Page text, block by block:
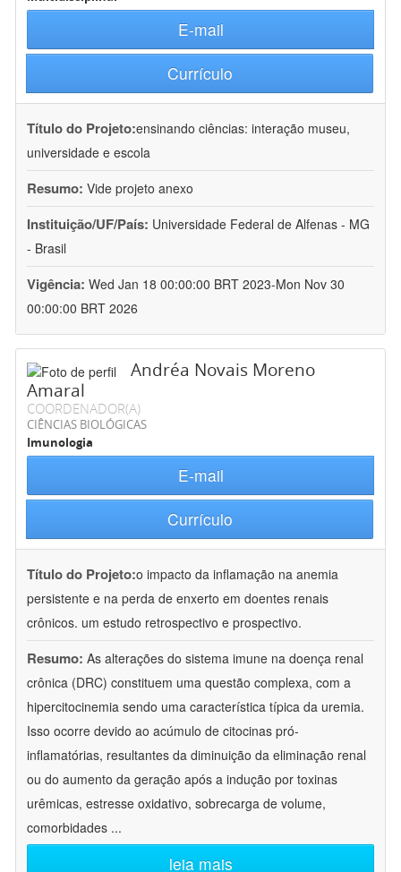
E-mail
Currículo
Título do Projeto:ensinando ciências: interação museu,
universidade e escola
Resumo: Vide projeto anexo
Instituição/UF/País: Universidade Federal de Alfenas - MG
- Brasil
Vigência: Wed Jan 18 00:00:00 BRT 2023-Mon Nov 30
00:00:00 BRT 2026
Andréa Novais Moreno
Amaral
COORDENADOR(A)
CIÊNCIAS BIOLÓGICAS
Imunologia
E-mail
Currículo
Título do Projeto:o impacto da inflamação na anemia
persistente e na perda de enxerto em doentes renais
crônicos. um estudo retrospectivo e prospectivo.
Resumo: As alterações do sistema imune na doença renal
crônica (DRC) constituem uma questão complexa, com a
hipercitocinemia sendo uma característica típica da uremia.
Isso ocorre devido ao acúmulo de citocinas pró-
inflamatórias, resultantes da diminuição da eliminação renal
ou do aumento da geração após a indução por toxinas
urêmicas, estresse oxidativo, sobrecarga de volume,
comorbidades ...
leia mais